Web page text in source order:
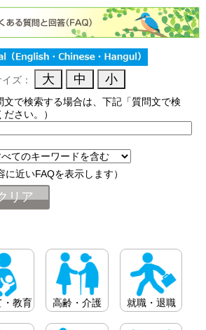
ズ：
文で検索する場合は、下記「質問文で検
さい。）
近いFAQを表示します）
・教育 高齢・介護 就職・退職